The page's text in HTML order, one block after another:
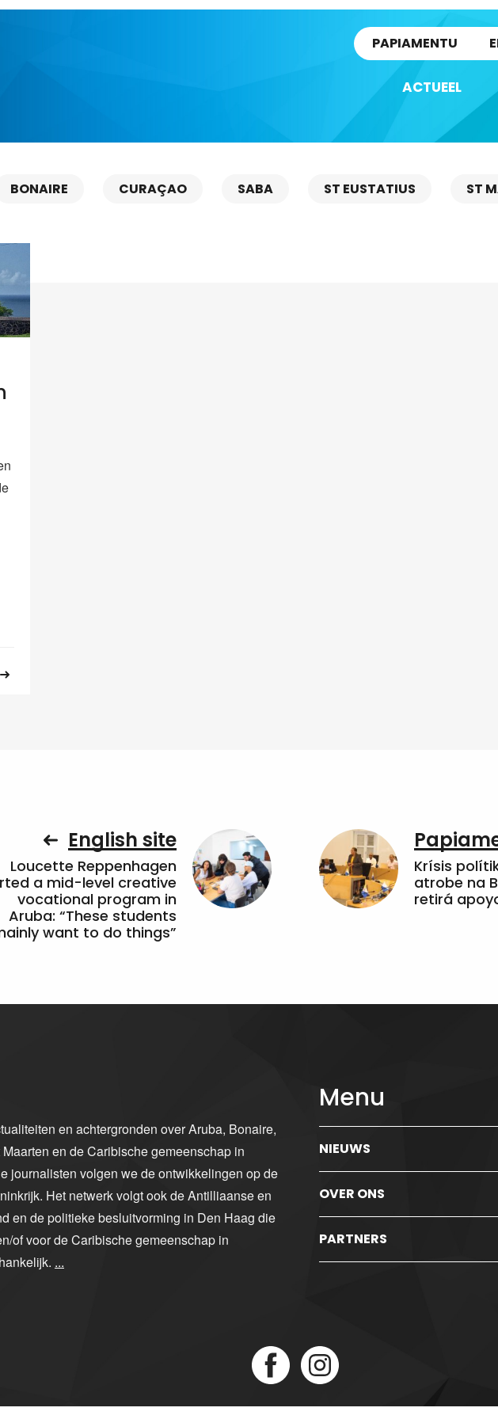
PAPIAMENTU
ACTUEEL
BONAIRE CURAÇAO SABA ST EUSTATIUS ST
English site
Loucette Reppenhagen
a mid-level creative
vocational program in
Aruba: “These students
want to do things”
Krísis
atrobe na
retirá
en achtergronden over Aruba, Bonaire,
en de Caribische gemeenschap in
journalisten volgen we de ontwikkelingen op de
Het netwerk volgt ook de Antilliaanse en
en de politieke besluitvorming in Den Haag die
of voor de Caribische gemeenschap in
...
Menu
NIEUWS
OVER ONS
PARTNERS